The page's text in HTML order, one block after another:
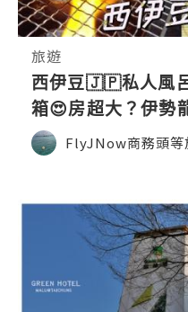
旅遊
西伊豆🇯🇵私人風
箱😍房超大？伊勢
土肥温泉 坂聖・玉
FlyJNow商務頭等